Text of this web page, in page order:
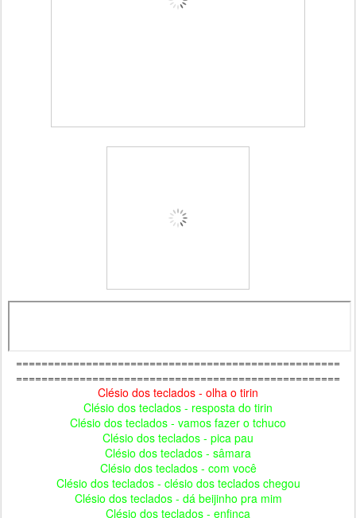
===================================================
===================================================
Clésio dos teclados - olha o tirin
Clésio dos teclados - resposta do tirin
Clésio dos teclados - vamos fazer o tchuco
Clésio dos teclados - pica pau
Clésio dos teclados - sâmara
Clésio dos teclados - com você
Clésio dos teclados - clésio dos teclados chegou
Clésio dos teclados - dá beijinho pra mim
Clésio dos teclados - enfinca